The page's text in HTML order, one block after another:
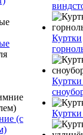
(с
Куртки
Куртки